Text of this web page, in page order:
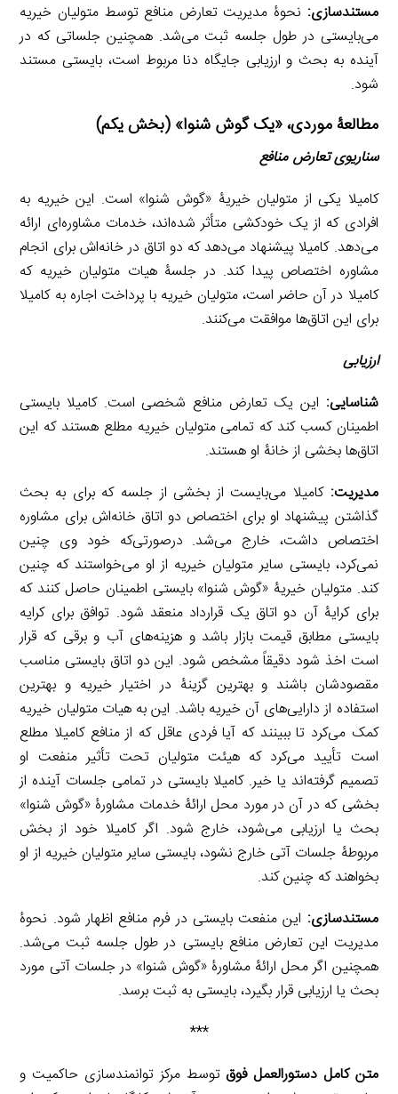
مستندسازی: نحوۀ مدیریت تعارض منافع توسط متولیان خیریه
می‌بایستی در طول جلسه ثبت می‌شد. همچنین جلساتی که در
آینده به بحث و ارزیابی جایگاه دنا مربوط است، بایستی مستند
شود.
مطالعۀ موردی، «یک گوش شنوا» (بخش یکم)
سناریوی تعارض منافع
کامیلا یکی از متولیان خیریۀ «گوش شنوا» است. این خیریه به
افرادی که از یک خودکشی متأثر شده‌اند، خدمات مشاوره‌ای ارائه
می‌دهد. کامیلا پیشنهاد می‌دهد که دو اتاق در خانه‌اش برای انجام
مشاوره اختصاص پیدا کند. در جلسۀ هیات متولیان خیریه که
کامیلا در آن حاضر است، متولیان خیریه با پرداخت اجاره به کامیلا
برای این اتاق‌ها موافقت می‌کنند.
ارزیابی
شناسایی: این یک تعارض منافع شخصی است. کامیلا بایستی
اطمینان کسب کند که تمامی متولیان خیریه مطلع هستند که این
اتاق‌ها بخشی از خانۀ او هستند.
مدیریت: کامیلا می‌بایست از بخشی از جلسه که برای به بحث
گذاشتن پیشنهاد او برای اختصاص دو اتاق خانه‌اش برای مشاوره
اختصاص داشت، خارج می‌شد. درصورتی‌که خود وی چنین
نمی‌کرد، بایستی سایر متولیان خیریه از او می‌خواستند که چنین
کند. متولیان خیریۀ «گوش شنوا» بایستی اطمینان حاصل کنند که
برای کرایۀ آن دو اتاق یک قرارداد منعقد شود. توافق برای کرایه
بایستی مطابق قیمت بازار باشد و هزینه‌های آب و برقی که قرار
است اخذ شود دقیقاً مشخص شود. این دو اتاق بایستی مناسب
مقصودشان باشند و بهترین گزینۀ در اختیار خیریه و بهترین
استفاده از دارایی‌های آن خیریه باشد. این به هیات متولیان خیریه
کمک می‌کرد تا ببینند که آیا فردی عاقل که از منافع کامیلا مطلع
است تأیید می‌کرد که هیئت متولیان تحت تأثیر منفعت او
تصمیم گرفته‌اند یا خیر. کامیلا بایستی در تمامی جلسات آینده از
بخشی که در آن در مورد محل ارائۀ خدمات مشاورۀ «گوش شنوا»
بحث یا ارزیابی می‌شود، خارج شود. اگر کامیلا خود از بخش
مربوطۀ جلسات آتی خارج نشود، بایستی سایر متولیان خیریه از او
بخواهند که چنین کند.
مستندسازی: این منفعت بایستی در فرم منافع اظهار شود. نحوۀ
مدیریت این تعارض منافع بایستی در طول جلسه ثبت می‌شد.
همچنین اگر محل ارائۀ مشاورۀ «گوش شنوا» در جلسات آتی مورد
بحث یا ارزیابی قرار بگیرد، بایستی به ثبت برسد.
***
متن کامل دستورالعمل فوقتوسط مرکز توانمندسازی حاکمیت و